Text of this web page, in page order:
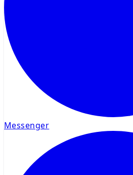
Messenger